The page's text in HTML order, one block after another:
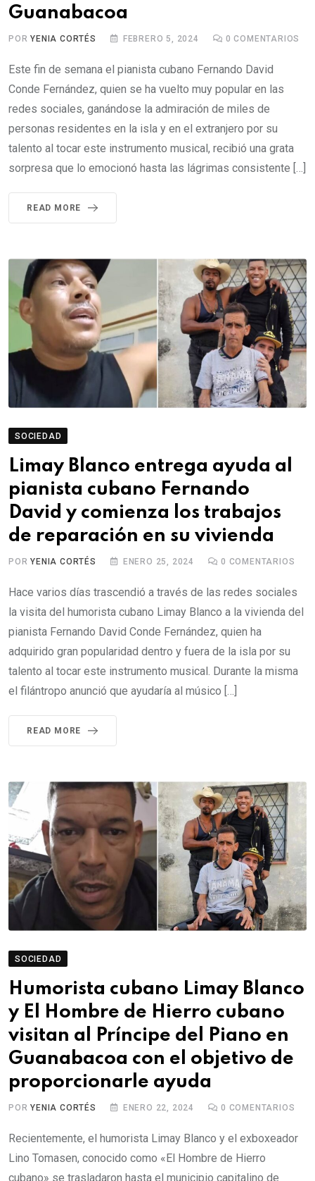
Guanabacoa
PORYENIA CORTÉS FEBRERO 5, 2024 0 COMENTARIOS
Este fin de semana el pianista cubano Fernando David
Conde Fernández, quien se ha vuelto muy popular en las
redes sociales, ganándose la admiración de miles de
personas residentes en la isla y en el extranjero por su
talento al tocar este instrumento musical, recibió una grata
sorpresa que lo emocionó hasta las lágrimas consistente […]
READ MORE
SOCIEDAD
Limay Blanco entrega ayuda al
pianista cubano Fernando
David y comienza los trabajos
de reparación en su vivienda
PORYENIA CORTÉS ENERO 25, 2024 0 COMENTARIOS
Hace varios días trascendió a través de las redes sociales
la visita del humorista cubano Limay Blanco a la vivienda del
pianista Fernando David Conde Fernández, quien ha
adquirido gran popularidad dentro y fuera de la isla por su
talento al tocar este instrumento musical. Durante la misma
el filántropo anunció que ayudaría al músico […]
READ MORE
SOCIEDAD
Humorista cubano Limay Blanco
y El Hombre de Hierro cubano
visitan al Príncipe del Piano en
Guanabacoa con el objetivo de
proporcionarle ayuda
PORYENIA CORTÉS ENERO 22, 2024 0 COMENTARIOS
Recientemente, el humorista Limay Blanco y el exboxeador
Lino Tomasen, conocido como «El Hombre de Hierro
cubano» se trasladaron hasta el municipio capitalino de